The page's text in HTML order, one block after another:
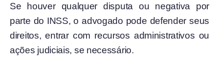
Se houver qualquer disputa ou negativa por
parte do INSS, o advogado pode defender seus
direitos, entrar com recursos administrativos ou
ações judiciais, se necessário.